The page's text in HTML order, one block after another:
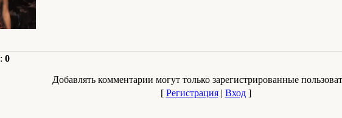
: 0
Добавлять комментарии могут только зарегистрированные
[ Регистрация| Вход]